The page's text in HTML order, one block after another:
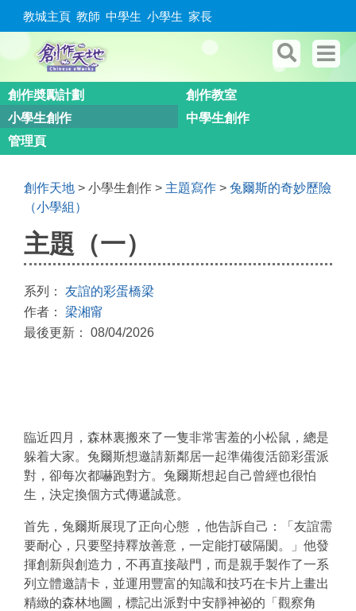
教城主頁 教師 中學生 小學生 家長
創作奬勵計劃
創作教室
小學生創作
中學生創作
管理頁
創作天地 > 小學生創作 > 主題寫作 > 兔爾斯的奇妙歷險
（小學組）
主題（一）
系列： 友誼的彩蛋橋梁
作者： 梁湘甯
最後更新： 08/04/2026
臨近四月，森林裏搬來了一隻非常害羞的小松鼠，總是
躲着大家。兔爾斯想邀請新鄰居一起準備復活節彩蛋派
對，卻每次都嚇跑對方。兔爾斯想起自己曾經也很怕
生，決定換個方式傳遞誠意。
首先，兔爾斯展現了正向心態 ，他告訴自己：「友誼需
要耐心，只要堅持釋放善意，一定能打破隔閡。」他發
揮創新與創造力，不再直接敲門，而是親手製作了一系
列立體邀請卡，並運用豐富的知識和技巧在卡片上畫出
精緻的森林地圖，標記出派對中安靜神祕的「觀察角